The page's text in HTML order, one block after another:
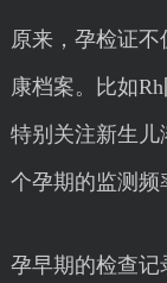
原来，孕检证
康档案。比如
特别关注新生
个孕期的监测频
孕早期的检查记